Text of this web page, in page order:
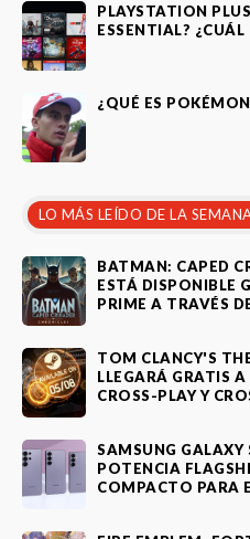
PLAYSTATION
ESSENTIAL?
¿QUÉ ES
LO MÁS LEÍDO DE LA
BATMAN: CAPED
ESTÁ DISPONIBLE
PRIME A TRAVÉS
TOM CLANCY'S
LLEGARÁ GRATIS
CROSS-PLAY Y
SAMSUNG GALAXY
POTENCIA
COMPACTO PARA